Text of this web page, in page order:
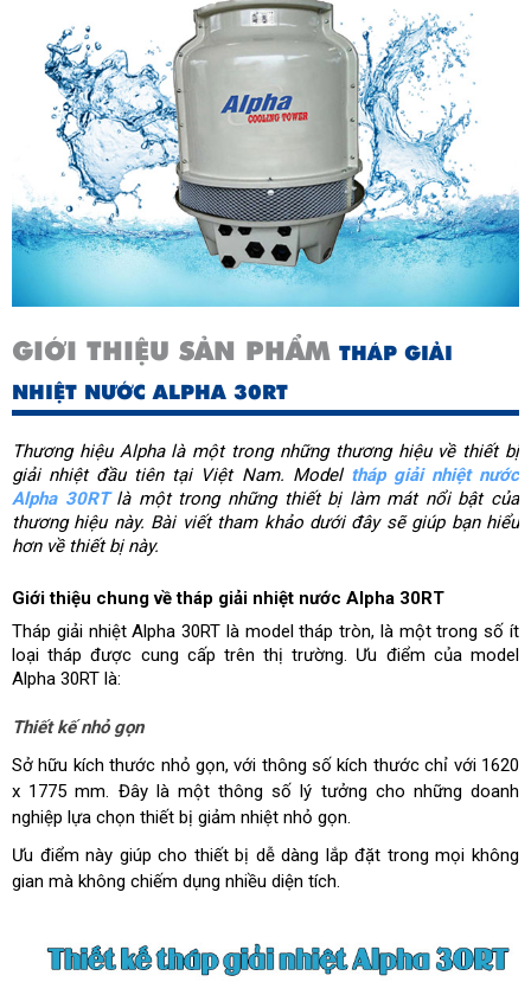
GIỚI THIỆU SẢN PHẨM THÁP GIẢI
NHIỆT NƯỚC ALPHA 30RT
Thương hiệu Alpha là một trong những thương hiệu về thiết bị
giải nhiệt đầu tiên tại Việt Nam. Model tháp giải nhiệt nước
Alpha 30RT là một trong những thiết bị làm mát nổi bật của
thương hiệu này. Bài viết tham khảo dưới đây sẽ giúp bạn hiểu
hơn về thiết bị này.
Giới thiệu chung về tháp giải nhiệt nước Alpha 30RT
Tháp giải nhiệt Alpha 30RT là model tháp tròn, là một trong số ít
loại tháp được cung cấp trên thị trường. Ưu điểm của model
Alpha 30RT là:
Thiết kế nhỏ gọn
Sở hữu kích thước nhỏ gọn, với thông số kích thước chỉ với 1620
x 1775 mm. Đây là một thông số lý tưởng cho những doanh
nghiệp lựa chọn thiết bị giảm nhiệt nhỏ gọn.
Ưu điểm này giúp cho thiết bị dễ dàng lắp đặt trong mọi không
gian mà không chiếm dụng nhiều diện tích.